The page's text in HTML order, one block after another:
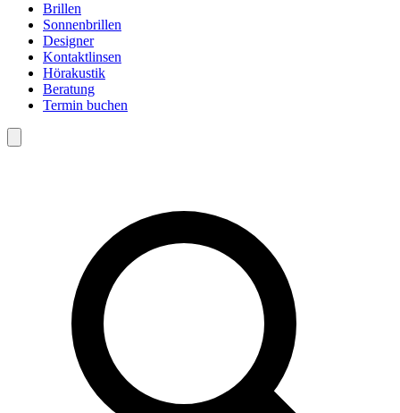
Brillen
Sonnenbrillen
Designer
Kontaktlinsen
Hörakustik
Beratung
Termin buchen